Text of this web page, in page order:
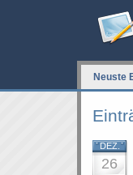
Neuste
DEZ.
26